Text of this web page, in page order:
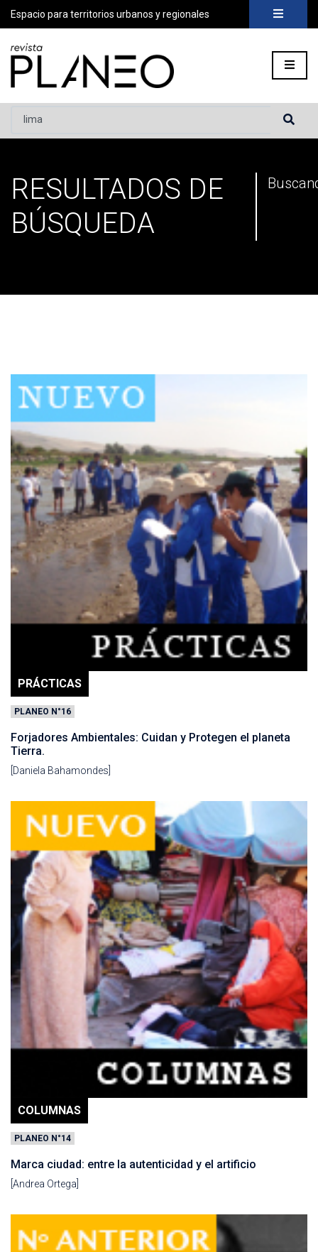
Espacio para territorios urbanos y regionales
Buscar...
Portada»Has buscado por lima»Página 10
RESULTADOS DE
BÚSQUEDA
PRÁCTICAS
PLANEO N°16
Forjadores Ambientales: Cuidan y Protegen el planeta
Tierra.
[Daniela Bahamondes]
COLUMNAS
PLANEO N°14
Marca ciudad: entre la autenticidad y el artificio
[Andrea Ortega]